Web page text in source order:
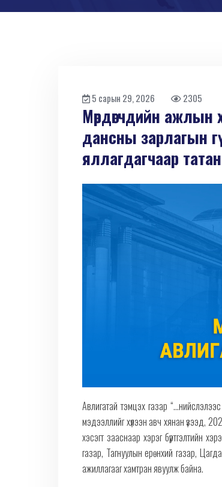
5 сарын 29, 2026 2305
Мөрдөгчдийн ажлын
дансны зарлагын
яллагдагчаар
Авлигатай тэмцэх газар “...нийслэлээс
мэдээллийг хүлээн авч хянан үзээд,
хэсэгт зааснаар хэрэг бүртгэлтийн
газар, Тагнуулын ерөнхий газар,
ажиллагааг хамтран явуулж байна.